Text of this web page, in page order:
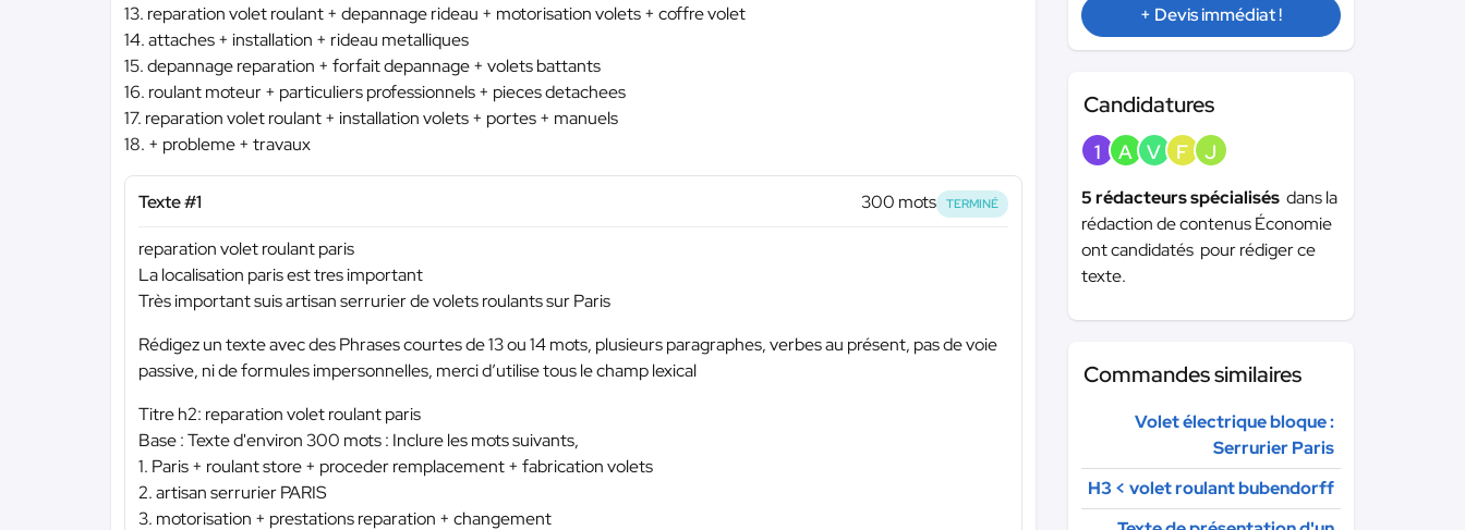
13. reparation volet roulant + depannage rideau + motorisation volets + coffre volet
14. attaches + installation + rideau metalliques
15. depannage reparation + forfait depannage + volets battants
16. roulant moteur + particuliers professionnels + pieces detachees
17. reparation volet roulant + installation volets + portes + manuels
18. + probleme + travaux
Texte #1 300 mots TERMINÉ
reparation volet roulant paris
La localisation paris est tres important
Très important suis artisan serrurier de volets roulants sur Paris
Rédigez un texte avec des Phrases courtes de 13 ou 14 mots, plusieurs paragraphes, verbes au présent, pas de voie
passive, ni de formules impersonnelles, merci d’utilise tous le champ lexical
Titre h2: reparation volet roulant paris
Base : Texte d'environ 300 mots : Inclure les mots suivants,
1. Paris + roulant store + proceder remplacement + fabrication volets
2. artisan serrurier PARIS
3. motorisation + prestations reparation + changement
+ Devis immédiat !
Candidatures
1 A V F J
5 rédacteurs spécialisés dans la
rédaction de contenus Économie
ont candidatés pour rédiger ce
texte.
Commandes similaires
Volet électrique bloque :
Serrurier Paris
H3 < volet roulant bubendorff